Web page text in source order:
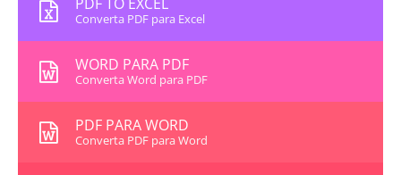
Converta PDF para Excel
WORD PARA PDF
Converta Word para PDF
PDF PARA WORD
Converta PDF para Word